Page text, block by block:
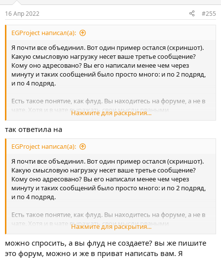
16 Апр 2022 #255
EGProject написал(а):
Я почти все объединил. Вот один пример остался (скриншот).
Какую смысловую нагрузку несет ваше третье сообщение?
Кому оно адресовано? Вы его написали менее чем через
минуту и таких сообщений было просто много: и по 2 подряд,
и по 4 подряд.
Есть такое понятие, как флуд. Вы находитесь на форуме, а не в
чате. Хотя и в чате выражать свои мысли рваными
сообщениями — это неуважение какое-то.
Еще раз. Выражаем свою мысль или вопрос одним
сообщением, а не 3-4 подряд, никому не адресованным, по
Нажмите для раскрытия...
так ответила на
EGProject написал(а):
Я почти все объединил. Вот один пример остался (скриншот).
Какую смысловую нагрузку несет ваше третье сообщение?
Кому оно адресовано? Вы его написали менее чем через
минуту и таких сообщений было просто много: и по 2 подряд,
и по 4 подряд.
Есть такое понятие, как флуд. Вы находитесь на форуме, а не в
чате. Хотя и в чате выражать свои мысли рваными
сообщениями — это неуважение какое-то.
Еще раз. Выражаем свою мысль или вопрос одним
Нажмите для раскрытия...
можно спросить, а вы флуд не создаете? вы же пишите
это форум, можно и же в приват написать вам. Я